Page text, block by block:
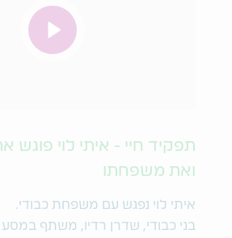
תפקיד חיי - איתי לוי פוגש
ואת משפחתו
איתי לוי נפגש עם משפחת כבודי.
בני כבודי, שדרן רדיו, משתף